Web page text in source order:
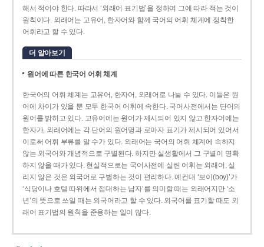
해서 적어야 한다. 따라서 ‘외래어 표기법’을 정하여 그에 따라 적는 것이
원칙이다. 외래어는 고유어, 한자어와 함께 국어의 어휘 체계에 정착한
어휘라고 할 수 있다.
더 알아보기
원어에 따른 한국어 어휘 체계
한국어의 어휘 체계는 고유어, 한자어, 외래어로 나눌 수 있다. 이들은 원
어에 차이가 있을 뿐 모두 한국어 어휘에 속한다. 국어사전에서는 단어의
원어를 밝히고 있다. 고유어에는 원어가 제시되어 있지 않고 한자어에는
한자가, 외래어에는 각 단어의 원어명과 로마자 표기가 제시되어 있어서
이로써 어휘 부류를 알 수가 있다. 외래어는 국어의 어휘 체계에 속하지
않는 외국어와 개념적으로 구별된다. 하지만 실생활에서 그 구별이 명확
하지 않을 때가 있다. 현실적으로는 국어사전에 실린 어휘는 외래어, 실
리지 않은 것은 외국어로 구별하는 것이 편리하다. 예컨대 ‘보이(boy)’가
‘식당이나 호텔 따위에서 접대하는 남자’를 의미할 때는 외래어지만 ‘소
년’의 뜻으로 쓰일 때는 외국어라고 할 수 있다. 외국어를 표기할 때도 외
래어 표기법의 원칙을 준용하는 일이 많다.